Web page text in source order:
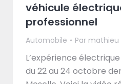
véhicule
professionnel
Automobile Par mathieu
L’expérience
du 22 au 24 octobre